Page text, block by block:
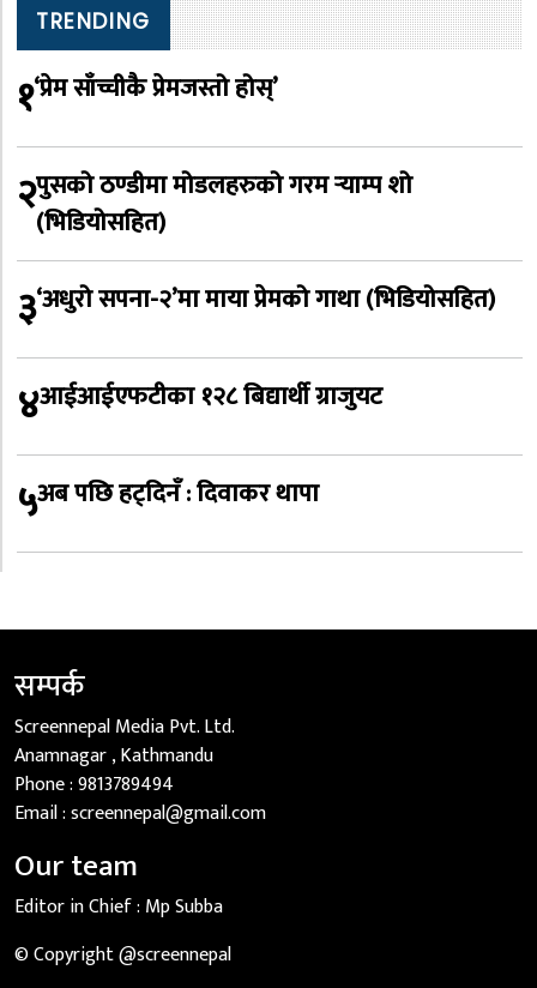
TRENDING
१‘प्रेम साँच्चीकै प्रेमजस्तो होस्’
२पुसको ठण्डीमा मोडलहरुको गरम र्‍याम्प शो
(भिडियोसहित)
३‘अधुरो सपना-२’मा माया प्रेमको गाथा (भिडियोसहित)
४आईआईएफटीका १२८ बिद्यार्थी ग्राजुयट
५अब पछि हट्दिनँ : दिवाकर थापा
सम्पर्क
Screennepal Media Pvt. Ltd.
Anamnagar , Kathmandu
Phone :9813789494
Email :screennepal@gmail.com
Our team
Editor in Chief : Mp Subba
© Copyright @screennepal